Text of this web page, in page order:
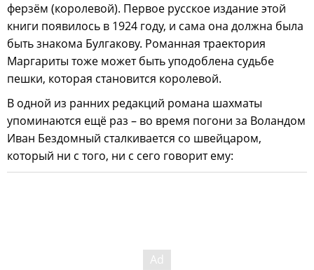
ферзём (королевой). Первое русское издание этой
книги появилось в 1924 году, и сама она должна была
быть знакома Булгакову. Романная траектория
Маргариты тоже может быть уподоблена судьбе
пешки, которая становится королевой.
В одной из ранних редакций романа шахматы
упоминаются ещё раз – во время погони за Воландом
Иван Бездомный сталкивается со швейцаром,
который ни с того, ни с сего говорит ему: